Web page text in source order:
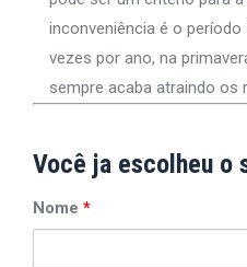
inconveniência é o
vezes por ano, na
sempre acaba atraindo os
Você ja escolheu o
Nome *